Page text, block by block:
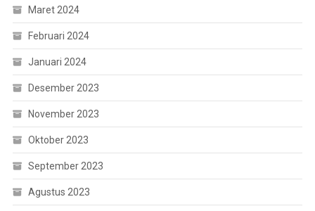
Maret 2024
Februari 2024
Januari 2024
Desember 2023
November 2023
Oktober 2023
September 2023
Agustus 2023